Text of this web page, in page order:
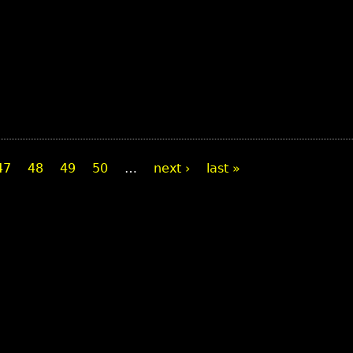
48 49 50 … next › last »